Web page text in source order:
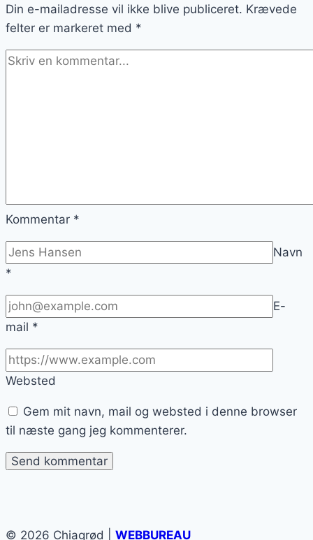
Din e-mailadresse vil ikke blive publiceret. Krævede
felter er markeret med *
Kommentar *
Navn
*
E-
mail *
Websted
Gem mit navn, mail og websted i denne browser
til næste gang jeg kommenterer.
© 2026 Chiagrød | WEBBUREAU